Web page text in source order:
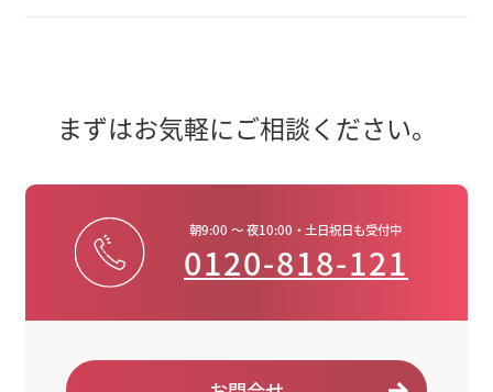
まずはお気軽にご相談ください。
朝9:00 ～ 夜10:00・土日祝日も受付中
0120-818-121